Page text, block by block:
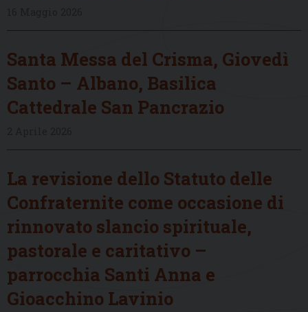
Santa Messa del Crisma, Giovedì
Santo – Albano, Basilica
Cattedrale San Pancrazio
La revisione dello Statuto delle
Confraternite come occasione di
rinnovato slancio spirituale,
pastorale e caritativo –
parrocchia Santi Anna e
Gioacchino Lavinio